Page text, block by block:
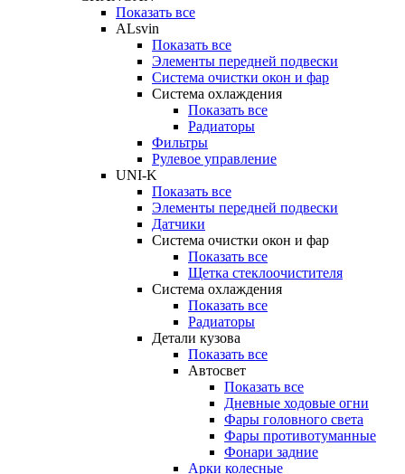
Показать все
ALsvin
Показать все
Элементы передней подвески
Система очистки окон и фар
Система охлаждения
Показать все
Радиаторы
Фильтры
Рулевое управление
UNI-K
Показать все
Элементы передней подвески
Датчики
Система очистки окон и фар
Показать все
Щетка стеклоочистителя
Система охлаждения
Показать все
Радиаторы
Детали кузова
Показать все
Автосвет
Показать все
Дневные ходовые огни
Фары головного света
Фары противотуманные
Фонари задние
Арки колесные